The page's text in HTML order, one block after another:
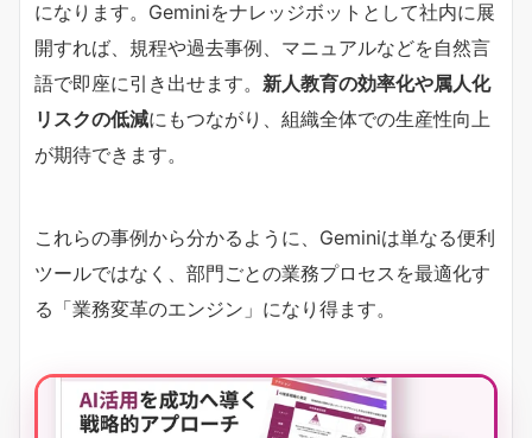
になります。Geminiをナレッジボットとして社内に展
開すれば、規程や過去事例、マニュアルなどを自然言
語で即座に引き出せます。 新人教育の効率化や属人化
リスクの低減にもつながり、組織全体での生産性向上
が期待できます。
これらの事例から分かるように、Geminiは単なる便利
ツールではなく、部門ごとの業務プロセスを最適化す
る「業務変革のエンジン」になり得ます。